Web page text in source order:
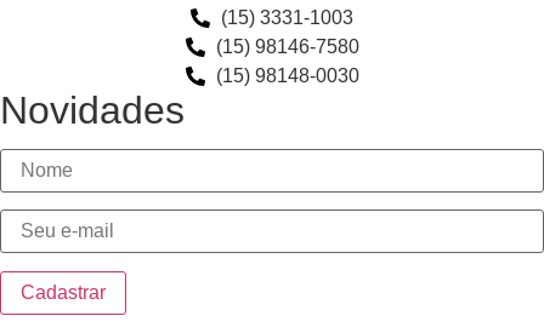
(15) 3331-1003
(15) 98146-7580
(15) 98148-0030
Novidades